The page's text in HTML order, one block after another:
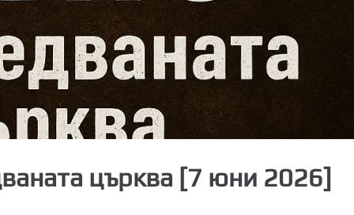
църква [7 юни 2026]